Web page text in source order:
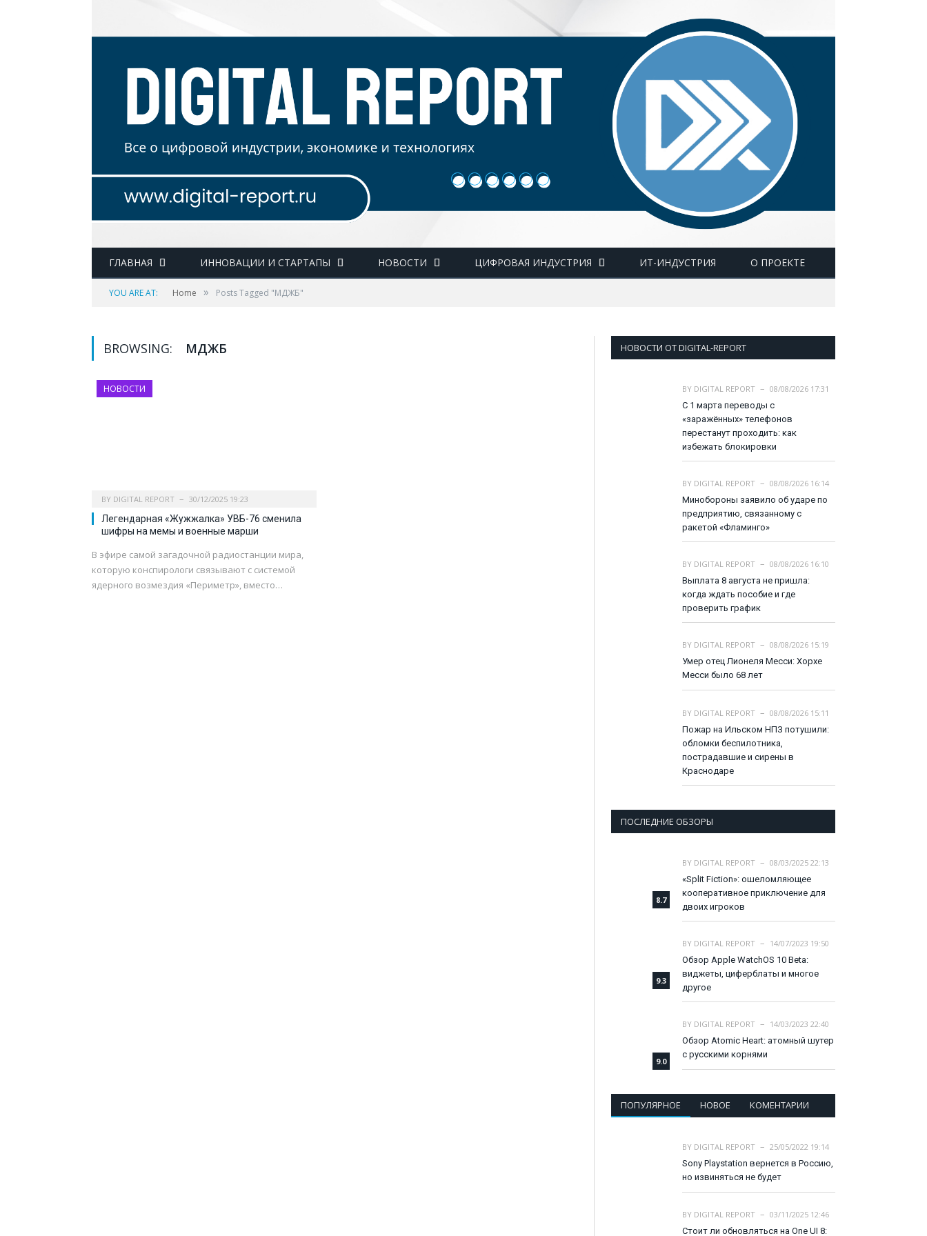
ГЛАВНАЯ ИННОВАЦИИ И СТАРТАПЫ НОВОСТИ ЦИФРОВАЯ ИНДУСТРИЯ ИТ-ИНДУСТРИЯ О ПРОЕКТЕ
YOU ARE AT: Home » Posts Tagged "МДЖБ"
BROWSING: МДЖБ
НОВОСТИ
BY DIGITAL REPORT 30/12/2025 19:23
Легендарная «Жужжалка» УВБ-76 сменила
шифры на мемы и военные марши
В эфире самой загадочной радиостанции мира,
которую конспирологи связывают с системой
ядерного возмездия «Периметр», вместо…
НОВОСТИ ОТ DIGITAL-REPORT
BY DIGITAL REPORT
08/08/2026 17:31
С 1 марта переводы с
«заражённых» телефонов
перестанут проходить: как
избежать блокировки
BY DIGITAL REPORT
08/08/2026 16:14
Минобороны заявило об ударе по
предприятию, связанному с
ракетой «Фламинго»
BY DIGITAL REPORT
08/08/2026 16:10
Выплата 8 августа не пришла:
когда ждать пособие и где
проверить график
BY DIGITAL REPORT
08/08/2026 15:19
Умер отец Лионеля Месси: Хорхе
Месси было 68 лет
BY DIGITAL REPORT
08/08/2026 15:11
Пожар на Ильском НПЗ потушили:
обломки беспилотника,
пострадавшие и сирены в
Краснодаре
ПОСЛЕДНИЕ ОБЗОРЫ
8.7
BY DIGITAL REPORT
08/03/2025 22:13
«Split Fiction»: ошеломляющее
кооперативное приключение для
двоих игроков
9.3
BY DIGITAL REPORT
14/07/2023 19:50
Обзор Apple WatchOS 10 Beta:
виджеты, циферблаты и многое
другое
9.0
BY DIGITAL REPORT
14/03/2023 22:40
Обзор Atomic Heart: атомный шутер
с русскими корнями
ПОПУЛЯРНОЕ НОВОЕ КОМЕНТАРИИ
BY DIGITAL REPORT
25/05/2022 19:14
Sony Playstation вернется в Россию,
но извиняться не будет
BY DIGITAL REPORT
03/11/2025 12:46
Стоит ли обновляться на One UI 8: